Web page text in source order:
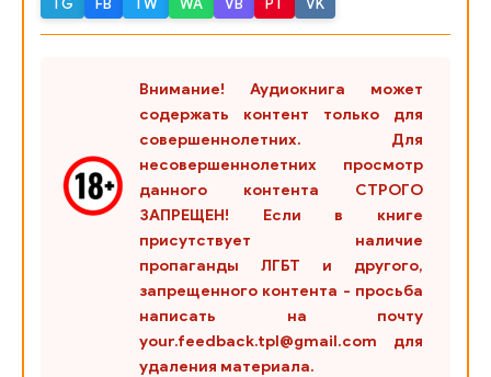
Внимание! Аудиокнига может
содержать контент только для
совершеннолетних. Для
несовершеннолетних просмотр
данного контента СТРОГО
ЗАПРЕЩЕН! Если в книге
присутствует наличие
пропаганды ЛГБТ и другого,
запрещенного контента - просьба
написать на почту
your.feedback.tpl@gmail.com для
удаления материала.